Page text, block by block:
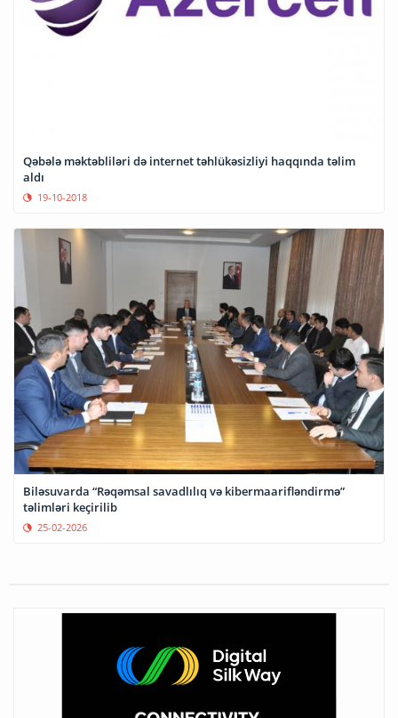
Qəbələ məktəbliləri də internet təhlükəsizliyi haqqında təlim
aldı
19-10-2018
Biləsuvarda “Rəqəmsal savadlılıq və kibermaarifləndirmə”
təlimləri keçirilib
25-02-2026